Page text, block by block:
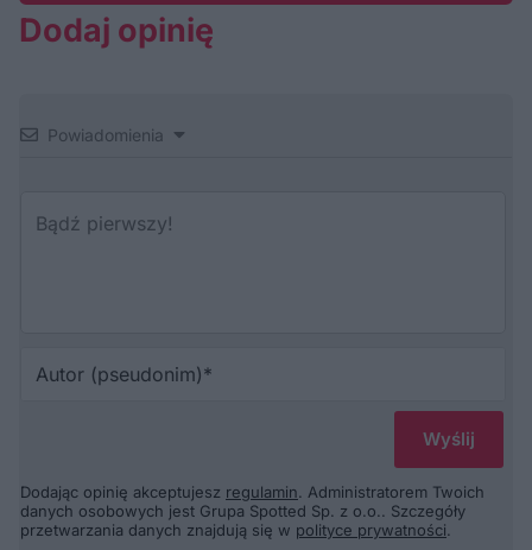
Dodaj opinię
Powiadomienia
Dodając opinię akceptujesz regulamin. Administratorem Twoich
danych osobowych jest Grupa Spotted Sp. z o.o.. Szczegóły
przetwarzania danych znajdują się w polityce prywatności.